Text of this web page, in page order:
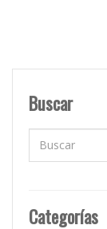
Buscar
Categorías